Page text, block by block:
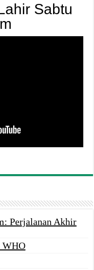
Sabtu
Perjalanan Akhir
WHO